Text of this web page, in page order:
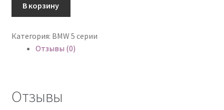
В корзину
Категория: BMW 5 серии
Отзывы (0)
Отзывы